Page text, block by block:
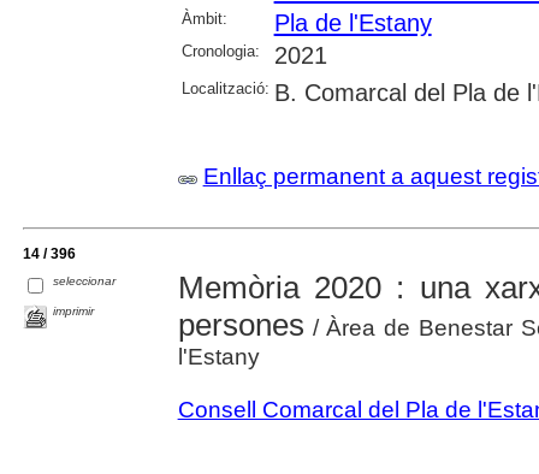
Àmbit: Pla de l'Estany
Cronologia: 2021
Localització: B. Comarcal del Pla de
Enllaç permanent a aquest
14 / 396
seleccionar
imprimir
Memòria 2020 : una
persones / Àrea de Benestar
l'Estany
Consell Comarcal del Pla de